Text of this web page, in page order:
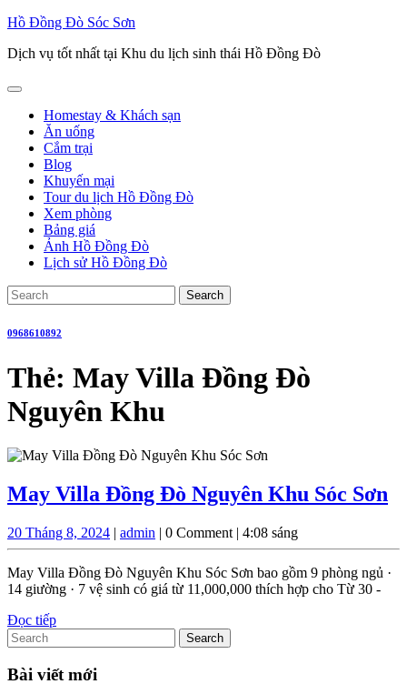
Skip
content
Hồ Đồng Đò Sóc Sơn
Dịch vụ tốt nhất tại Khu du lịch sinh thái Hồ Đồng Đò
Open
ButtonHomestay & Khách sạn
Ăn uống
Cắm trại
Blog
Khuyến mại
Tour du lịch Hồ Đồng Đò
Xem phòng
Bảng giá
Ảnh Hồ Đồng Đò
Lịch sử Hồ Đồng Đò
Close
Button
Search
for:
0968610892
Thẻ: May Villa Đồng Đò
Nguyên Khu
May Villa Đồng Đò Nguyên Khu Sóc Sơn
20 Tháng 8, 202420
Tháng
8,
2024
| admin admin
| 0 Comment | 4:08 sáng
May Villa Đồng Đò Nguyên Khu Sóc Sơn bao gồm 9 phòng ngủ ·
14 giường · 7 vệ sinh có giá từ 11,000,000 thích hợp cho Từ 30 -
Đọc tiếpĐọc
Search
for:
Bài viết mới